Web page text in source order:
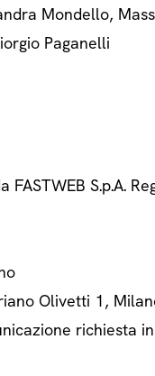
Mondello,
Paganelli
FASTWEB S.p.A.
Olivetti 1,
richiesta